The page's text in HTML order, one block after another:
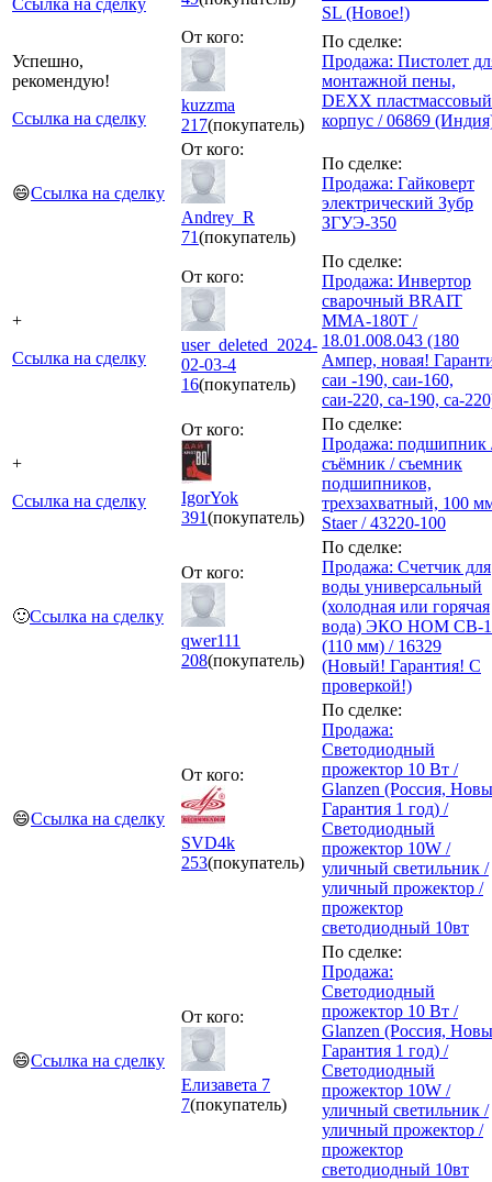
SL (Новое!)
Успешно,
рекомендую!
Ссылка на сделку
От кого:
kuzzma
217(покупатель)
По сделке:
Продажа: Пистолет
монтажной пены,
DEXX пластмассовый
корпус / 06869
😄Ссылка на сделку
От кого:
Andrey_R
71(покупатель)
По сделке:
Продажа: Гайковерт
электрический Зубр
ЗГУЭ-350
+
Ссылка на сделку
От кого:
user_deleted_2024-
02-03-4
16(покупатель)
По сделке:
Продажа: Инвертор
сварочный BRAIT
MMA-180T /
18.01.008.043 (180
Ампер, новая!
саи -190, саи-160,
саи-220, са-190, са-
+
Ссылка на сделку
От кого:
IgorYok
391(покупатель)
По сделке:
Продажа: подшипник
съёмник / съемник
подшипников,
трехзахватный, 100
Staer / 43220-100
🙂Ссылка на сделку
От кого:
qwer111
208(покупатель)
По сделке:
Продажа: Счетчик для
воды универсальный
(холодная или горячая
вода) ЭКО НОМ СВ-
(110 мм) / 16329
(Новый! Гарантия! С
проверкой!)
😄Ссылка на сделку
От кого:
SVD4k
253(покупатель)
По сделке:
Продажа:
Светодиодный
прожектор 10 Вт /
Glanzen (Россия,
Гарантия 1 год) /
Светодиодный
прожектор 10W /
уличный светильник /
уличный прожектор /
прожектор
светодиодный 10вт
😄Ссылка на сделку
От кого:
Елизавета 7
7(покупатель)
По сделке:
Продажа:
Светодиодный
прожектор 10 Вт /
Glanzen (Россия,
Гарантия 1 год) /
Светодиодный
прожектор 10W /
уличный светильник /
уличный прожектор /
прожектор
светодиодный 10вт